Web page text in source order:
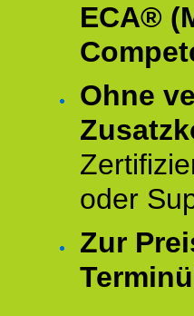
ECA®
Ohne
oder
Zur